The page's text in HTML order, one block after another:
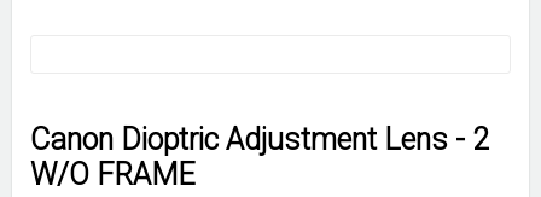
Canon Dioptric Adjustment Lens - 2
W/O FRAME